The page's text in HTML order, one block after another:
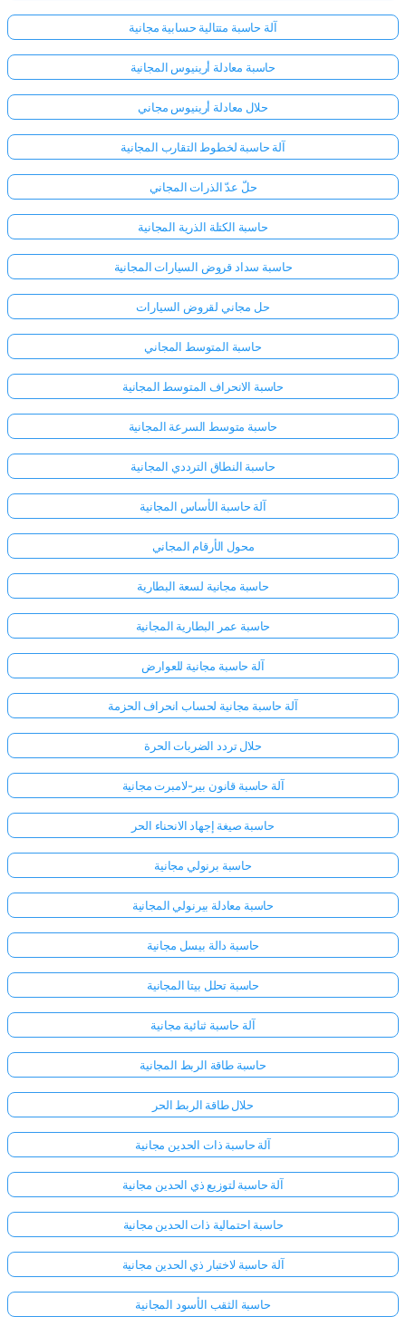
آلة حاسبة متتالية حسابية مجانية
حاسبة معادلة أرينيوس المجانية
حلال معادلة أرينيوس مجاني
آلة حاسبة لخطوط التقارب المجانية
حلّ عدّ الذرات المجاني
حاسبة الكتلة الذرية المجانية
حاسبة سداد قروض السيارات المجانية
حل مجاني لقروض السيارات
حاسبة المتوسط المجاني
حاسبة الانحراف المتوسط المجانية
حاسبة متوسط السرعة المجانية
حاسبة النطاق الترددي المجانية
آلة حاسبة الأساس المجانية
محول الأرقام المجاني
حاسبة مجانية لسعة البطارية
حاسبة عمر البطارية المجانية
آلة حاسبة مجانية للعوارض
آلة حاسبة مجانية لحساب انحراف الحزمة
حلال تردد الضربات الحرة
آلة حاسبة قانون بير-لامبرت مجانية
حاسبة صيغة إجهاد الانحناء الحر
حاسبة برنولي مجانية
حاسبة معادلة بيرنولي المجانية
حاسبة دالة بيسل مجانية
حاسبة تحلل بيتا المجانية
آلة حاسبة ثنائية مجانية
حاسبة طاقة الربط المجانية
حلال طاقة الربط الحر
آلة حاسبة ذات الحدين مجانية
آلة حاسبة لتوزيع ذي الحدين مجانية
حاسبة احتمالية ذات الحدين مجانية
آلة حاسبة لاختبار ذي الحدين مجانية
حاسبة الثقب الأسود المجانية